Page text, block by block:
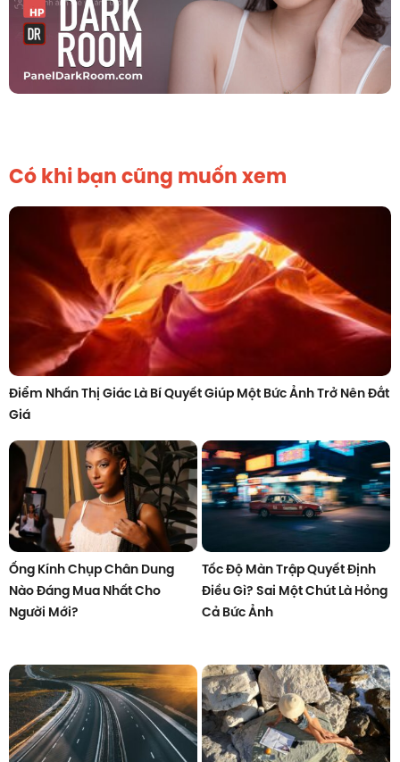
Có khi bạn cũng muốn xem
Điểm Nhấn Thị Giác Là Bí Quyết Giúp Một Bức Ảnh Trở Nên Đắt
Giá
Ống Kính Chụp Chân Dung
Nào Đáng Mua Nhất Cho
Người Mới?
Tốc Độ Màn Trập Quyết Định
Điều Gì? Sai Một Chút Là Hỏng
Cả Bức Ảnh